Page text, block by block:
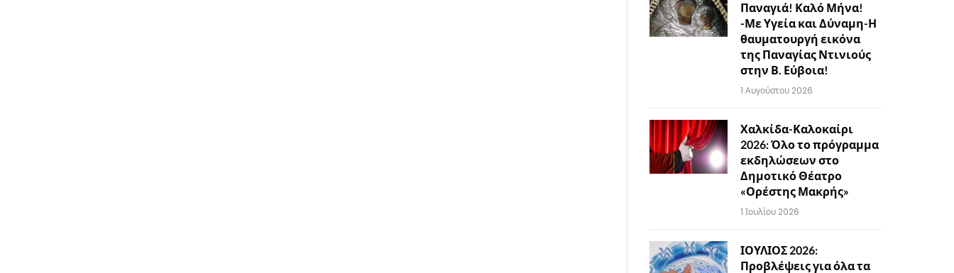
Παναγιά! Καλό Μήνα!
-Με Υγεία και Δύναμη-Η
θαυματουργή εικόνα
της Παναγίας Ντινιούς
στην Β. Εύβοια!
1 Αυγούστου 2026
Χαλκίδα-Καλοκαίρι
2026: Όλο το πρόγραμμα
εκδηλώσεων στο
Δημοτικό Θέατρο
«Ορέστης Μακρής»
1 Ιουλίου 2026
ΙΟΥΛΙΟΣ 2026:
Προβλέψεις για όλα τα